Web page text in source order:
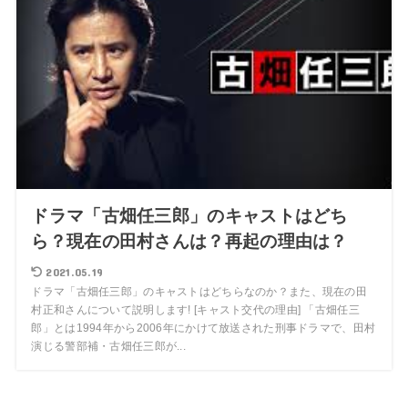
ドラマ「古畑任三郎」のキャストはどち
ら？現在の田村さんは？再起の理由は？
2021.05.19
ドラマ「古畑任三郎」のキャストはどちらなのか？また、現在の田
村正和さんについて説明します! [キャスト交代の理由] 「古畑任三
郎」とは1994年から2006年にかけて放送された刑事ドラマで、田村
演じる警部補・古畑任三郎が...